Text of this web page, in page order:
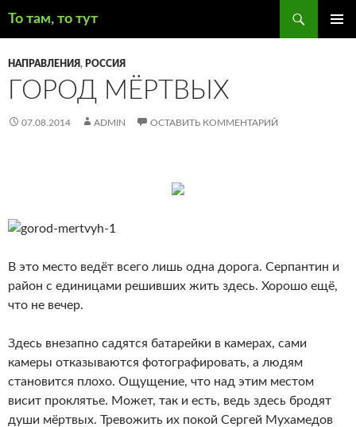
То там, то тут
СОДЕРЖИМОМУ
НАПРАВЛЕНИЯ, РОССИЯ
ГОРОД МЁРТВЫХ
07.08.2014 ADMIN ОСТАВИТЬ КОММЕНТАРИЙ
В это место ведёт всего лишь одна дорога. Серпантин и
район с единицами решивших жить здесь. Хорошо ещё,
что не вечер.
Здесь внезапно садятся батарейки в камерах, сами
камеры отказываются фотографировать, а людям
становится плохо. Ощущение, что над этим местом
висит проклятье. Может, так и есть, ведь здесь бродят
души мёртвых. Тревожить их покой Сергей Мухамедов